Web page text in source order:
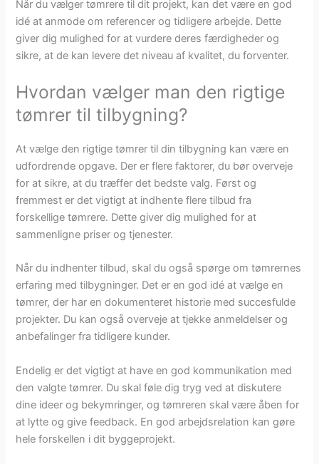
Når du vælger tømrere til dit projekt, kan det være en god
idé at anmode om referencer og tidligere arbejde. Dette
giver dig mulighed for at vurdere deres færdigheder og
sikre, at de kan levere det niveau af kvalitet, du forventer.
Hvordan vælger man den rigtige
tømrer til tilbygning?
At vælge den rigtige tømrer til din tilbygning kan være en
udfordrende opgave. Der er flere faktorer, du bør overveje
for at sikre, at du træffer det bedste valg. Først og
fremmest er det vigtigt at indhente flere tilbud fra
forskellige tømrere. Dette giver dig mulighed for at
sammenligne priser og tjenester.
Når du indhenter tilbud, skal du også spørge om tømrernes
erfaring med tilbygninger. Det er en god idé at vælge en
tømrer, der har en dokumenteret historie med succesfulde
projekter. Du kan også overveje at tjekke anmeldelser og
anbefalinger fra tidligere kunder.
Endelig er det vigtigt at have en god kommunikation med
den valgte tømrer. Du skal føle dig tryg ved at diskutere
dine ideer og bekymringer, og tømreren skal være åben for
at lytte og give feedback. En god arbejdsrelation kan gøre
hele forskellen i dit byggeprojekt.